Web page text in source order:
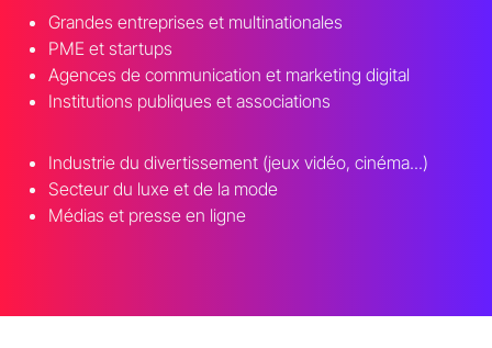
Grandes entreprises et multinationales
PME et startups
Agences de communication et marketing digital
Institutions publiques et associations
Industrie du divertissement (jeux vidéo, cinéma...)
Secteur du luxe et de la mode
Médias et presse en ligne